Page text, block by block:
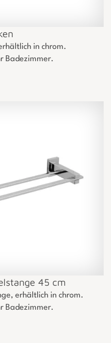
in chrom.
Badezimmer.
45 cm
erhältlich in chrom.
Badezimmer.